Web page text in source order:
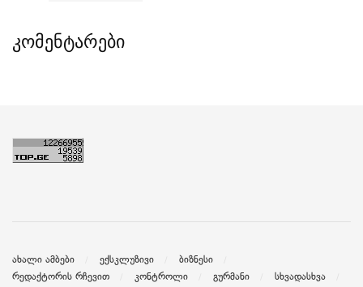
კომენტარები
ახალი ამბები ექსკლუზივი
ბიზნესი
რედაქტორის რჩევით
კონტროლი გურმანი სხვადასხვა